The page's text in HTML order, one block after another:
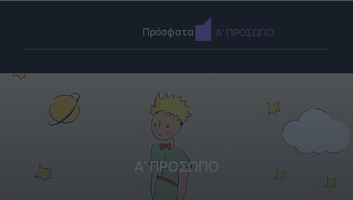
Πρόσφατα Α' ΠΡΟΣΩΠΟ
Α' ΠΡΟΣΩΠΟ